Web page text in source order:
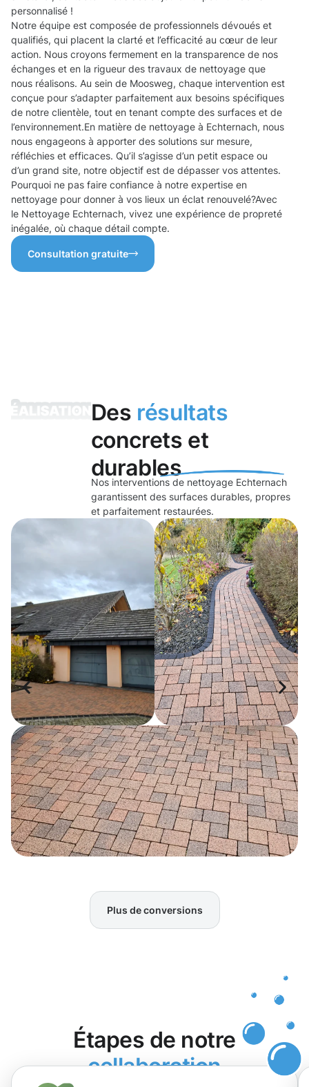
personnalisé !
Notre équipe est composée de professionnels dévoués et
qualifiés, qui placent la clarté et l’efficacité au cœur de leur
action. Nous croyons fermement en la transparence de nos
échanges et en la rigueur des travaux de nettoyage que
nous réalisons. Au sein de Moosweg, chaque intervention est
conçue pour s’adapter parfaitement aux besoins spécifiques
de notre clientèle, tout en tenant compte des surfaces et de
l’environnement.En matière de nettoyage à Echternach, nous
nous engageons à apporter des solutions sur mesure,
réfléchies et efficaces. Qu’il s’agisse d’un petit espace ou
d’un grand site, notre objectif est de dépasser vos attentes.
Pourquoi ne pas faire confiance à notre expertise en
nettoyage pour donner à vos lieux un éclat renouvelé?Avec
le Nettoyage Echternach, vivez une expérience de propreté
inégalée, où chaque détail compte.
Consultation gratuite
Des résultats
concrets et
durables
Nos interventions de nettoyage Echternach
garantissent des surfaces durables, propres
et parfaitement restaurées.
Plus de conversions
Étapes de notre
collaboration